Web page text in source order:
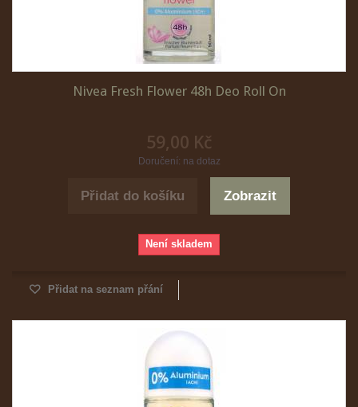
Nivea Fresh Flower 48h Deo Roll On
59,00 Kč
Doručení: na dotaz
Přidat do košíku Zobrazit
Není skladem
Přidat na seznam přání